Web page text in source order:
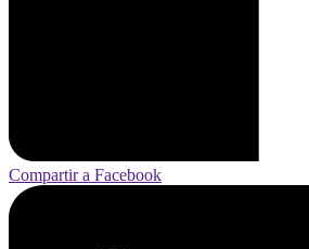
Compartir a Facebook